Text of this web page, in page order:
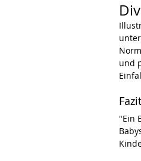
und
Fazit
"Ein